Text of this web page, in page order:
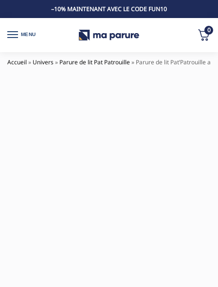
–10% MAINTENANT AVEC LE CODE FUN10
MENU
0
Accueil » Univers» Parure de lit Pat Patrouille» Parure de lit Pat’Patrouille